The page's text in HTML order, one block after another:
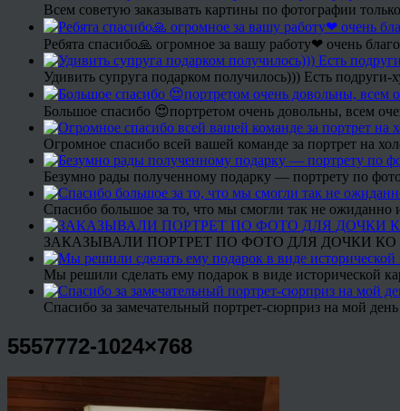
Всем советую заказывать картины по фотографии
Ребята спасибо🙏 огромное за вашу работу❤ очень
Удивить супруга подарком получилось))) Есть
Большое спасибо 😍портретом очень довольны, всем
Огромное спасибо всей вашей команде за портрет на
Безумно рады полученному подарку — портрету по
Спасибо большое за то, что мы смогли так не
ЗАКАЗЫВАЛИ ПОРТРЕТ ПО ФОТО ДЛЯ ДОЧКИ
Мы решили сделать ему подарок в виде исторической
Спасибо за замечательный портрет-сюрприз на мой
5557772-1024×768